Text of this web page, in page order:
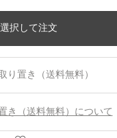
択して注文
り置き（送料無料）
き（送料無料）について